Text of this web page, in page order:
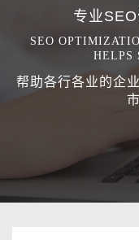
专业
SEO
HELPS
帮助各行各业的企